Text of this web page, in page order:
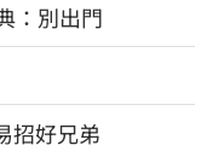
：別出門
招好兄弟